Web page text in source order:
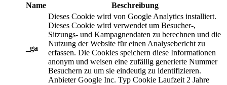
Name
Beschreibung
_ga
Dieses Cookie wird von Google Analytics installiert.
Dieses Cookie wird verwendet um Besucher-,
Sitzungs- und Kampagnendaten zu berechnen und die
Nutzung der Website für einen Analysebericht zu
erfassen. Die Cookies speichern diese Informationen
anonym und weisen eine zufällig generierte Nummer
Besuchern zu um sie eindeutig zu identifizieren.
Anbieter Google Inc. Typ Cookie Laufzeit 2 Jahre